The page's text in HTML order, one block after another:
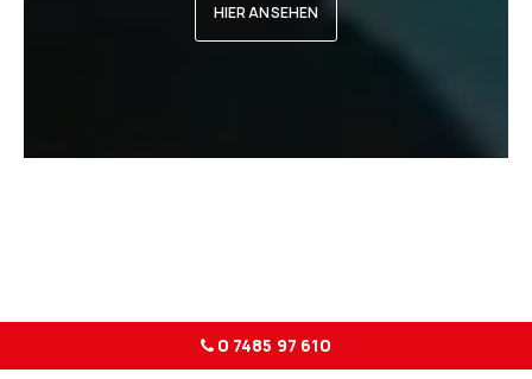
HIER ANSEHEN
0 7485 97 610